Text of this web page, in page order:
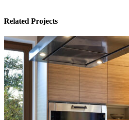
Related Projects